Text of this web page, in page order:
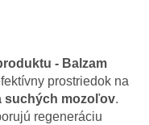
- Balzam
prostriedok na
suchých mozoľov.
regeneráciu